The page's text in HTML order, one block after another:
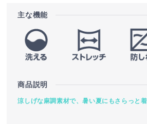
主な機能
商品説明
涼しげな麻調素材で、暑い夏にもさらっと